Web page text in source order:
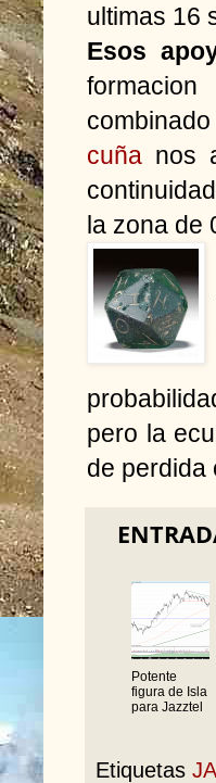
ultimas 16
Esos
cuña nos
la zona de
pero la
de perdida
Potente
figura de Isla
para Jazztel
Etiquetas